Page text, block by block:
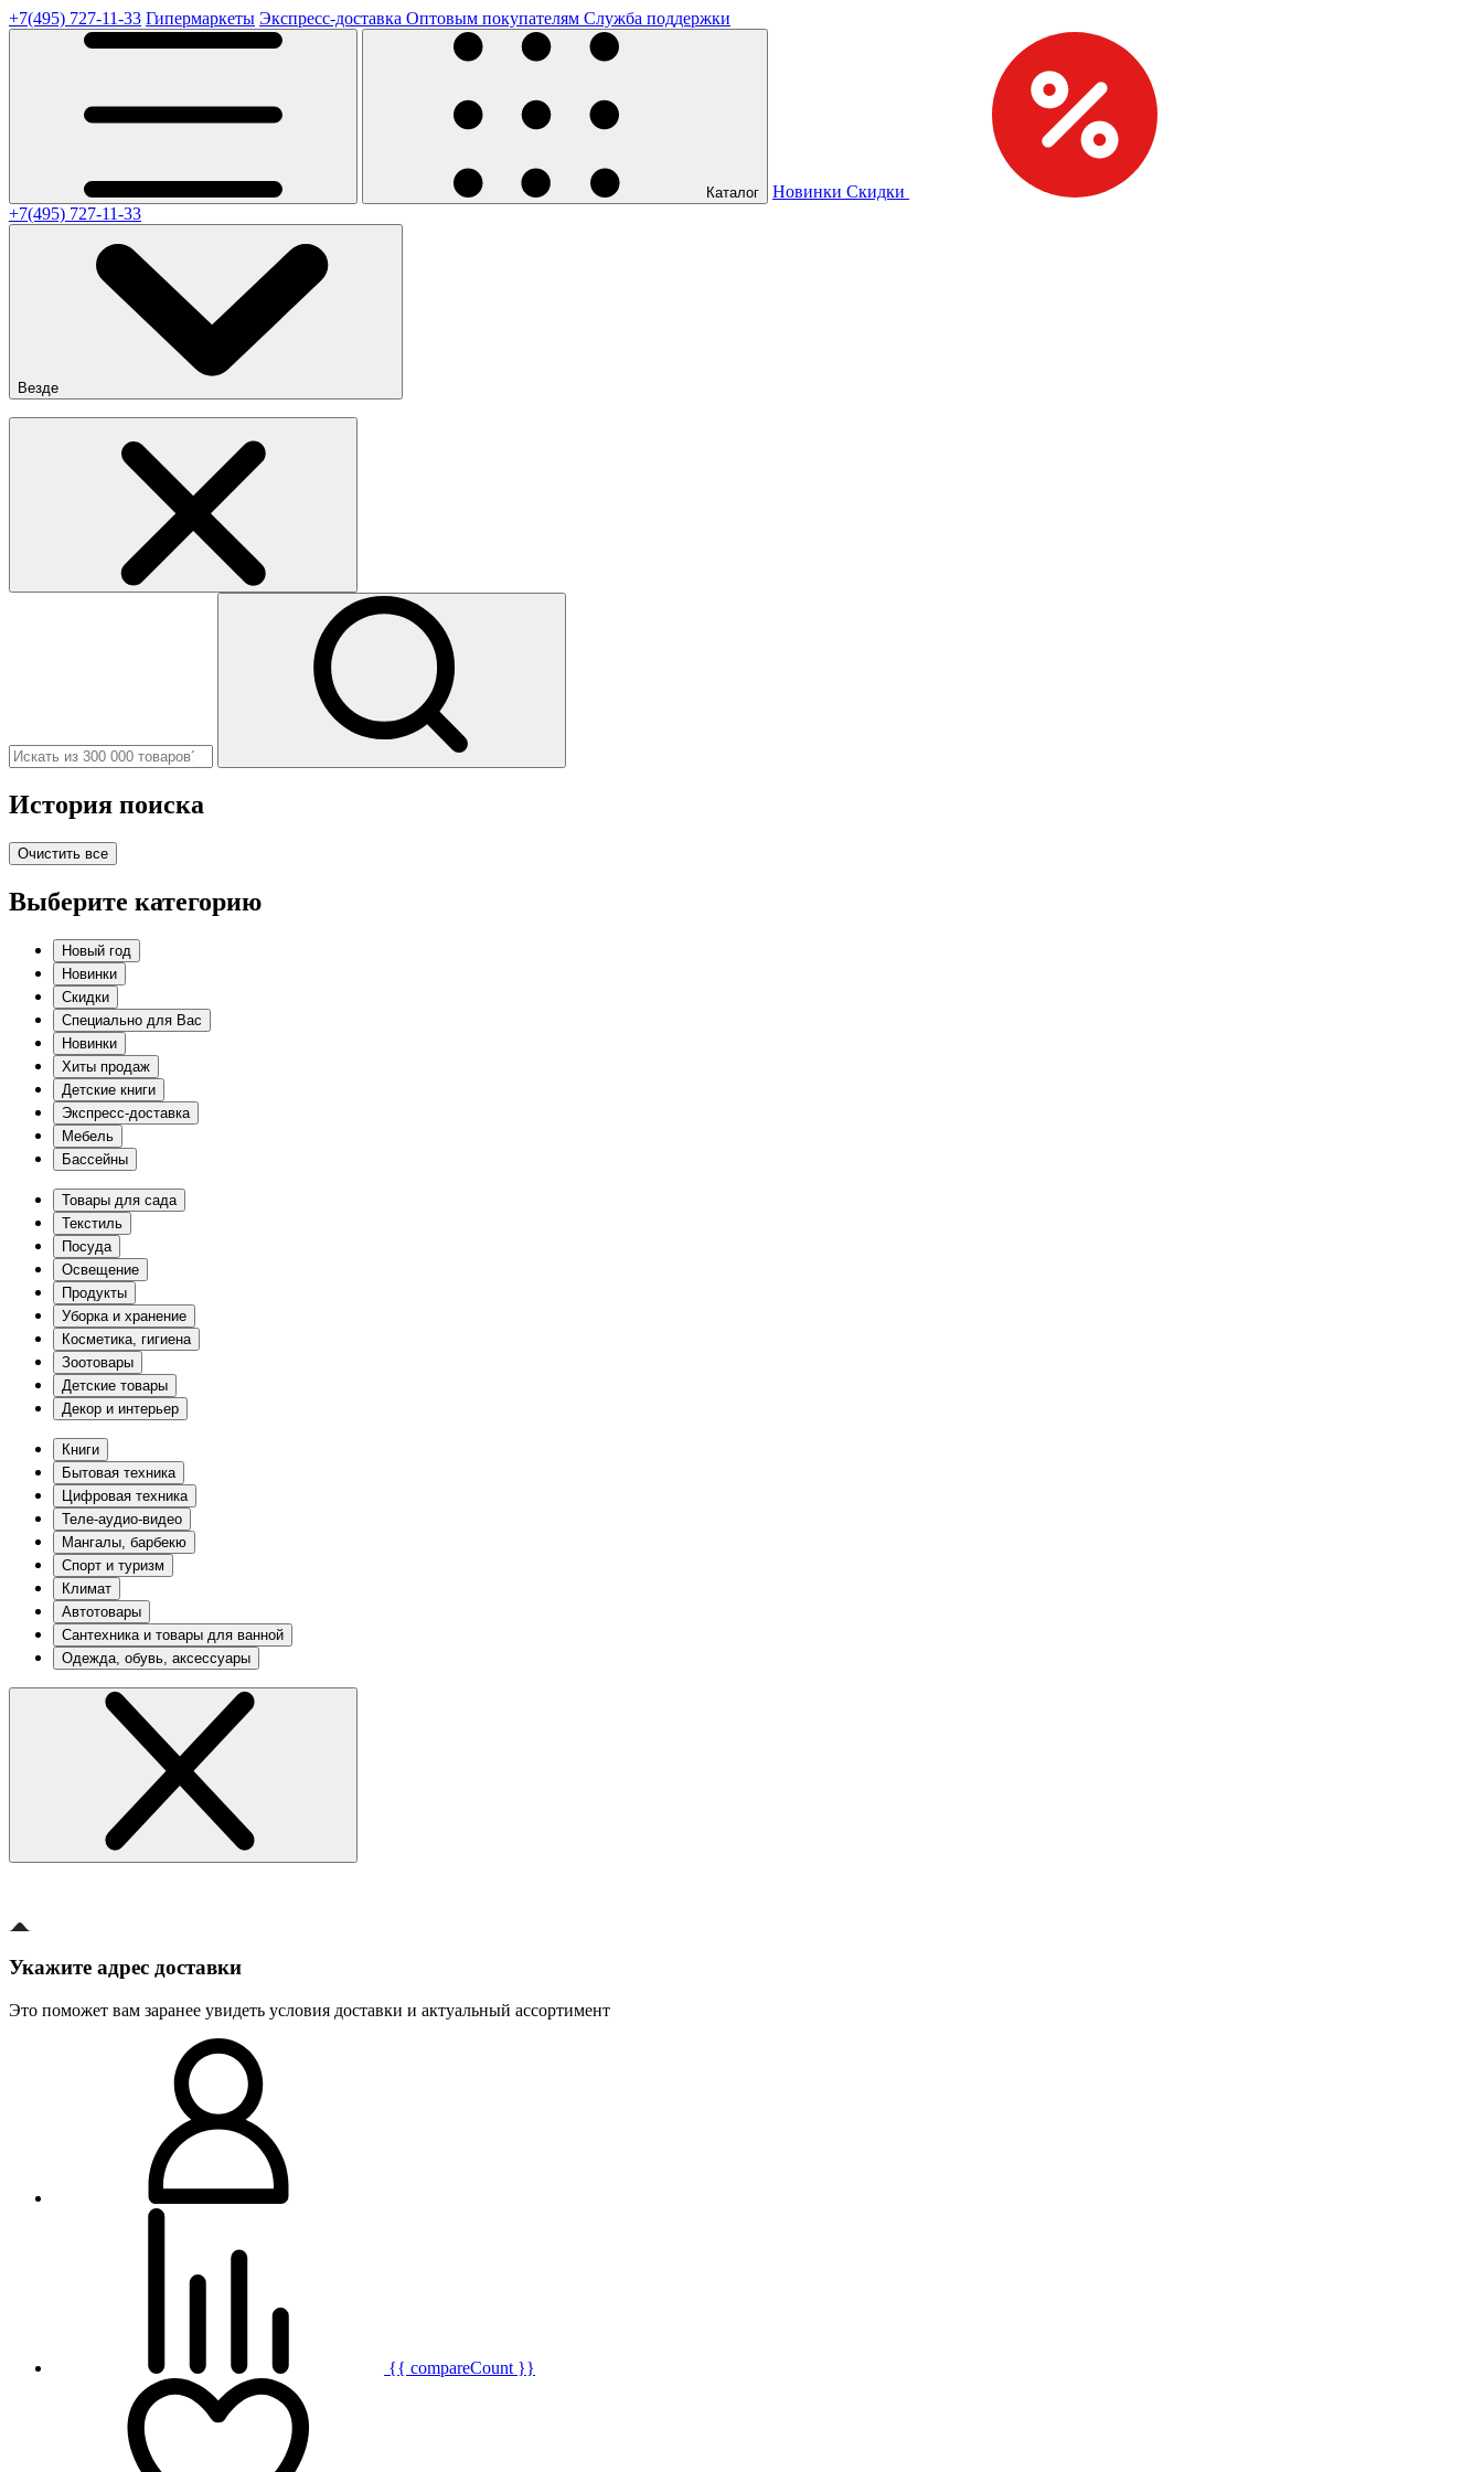
+7(495) 727-11-33 Гипермаркеты Экспресс-доставка Оптовым покупателям Служба поддержки
Каталог Новинки Скидки
+7(495) 727-11-33
Везде
История поиска
Очистить все
Выберите категорию
Новый год
Новинки
Скидки
Специально для Вас
Новинки
Хиты продаж
Детские книги
Экспресс-доставка
Мебель
Бассейны
Товары для сада
Текстиль
Посуда
Освещение
Продукты
Уборка и хранение
Косметика, гигиена
Зоотовары
Детские товары
Декор и интерьер
Книги
Бытовая техника
Цифровая техника
Теле-аудио-видео
Мангалы, барбекю
Спорт и туризм
Климат
Автотовары
Сантехника и товары для ванной
Одежда, обувь, аксессуары
Укажите адрес доставки
Это поможет вам заранее увидеть условия доставки и актуальный ассортимент
{{ compareCount }}